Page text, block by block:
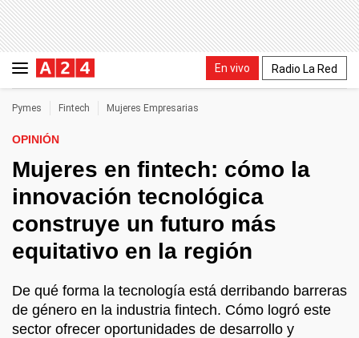
En vivo Radio La Red
Pymes Fintech Mujeres Empresarias
OPINIÓN
Mujeres en fintech: cómo la
innovación tecnológica
construye un futuro más
equitativo en la región
De qué forma la tecnología está derribando barreras
de género en la industria fintech. Cómo logró este
sector ofrecer oportunidades de desarrollo y